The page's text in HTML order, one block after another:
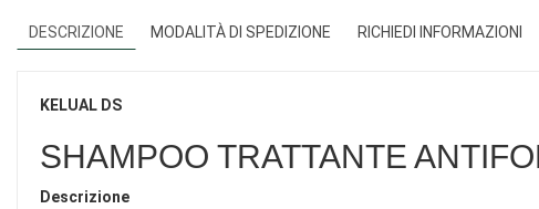
DESCRIZIONE MODALITÀ DI SPEDIZIONE RICHIEDI INFORMAZIONI
KELUAL DS
SHAMPOO TRATTANTE
Descrizione